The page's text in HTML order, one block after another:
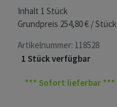
Inhalt 1 Stück
Grundpreis 254,80 € / Stück
Artikelnummer: 118528
1 Stück verfügbar
*** Sofort lieferbar ***